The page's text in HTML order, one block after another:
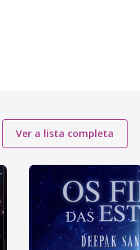
Ver a lista completa